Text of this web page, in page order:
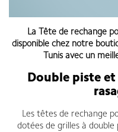
La Tête de rechange
disponible chez notre
Tunis avec un
Double piste et
Les têtes de rechange
dotées de grilles à